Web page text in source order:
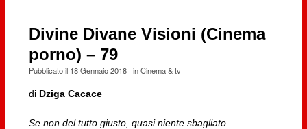
Divine Divane Visioni (Cinema
porno) – 79
Pubblicato il 18 Gennaio 2018· inCinema & tv·
di Dziga Cacace
Se non del tutto giusto, quasi niente sbagliato